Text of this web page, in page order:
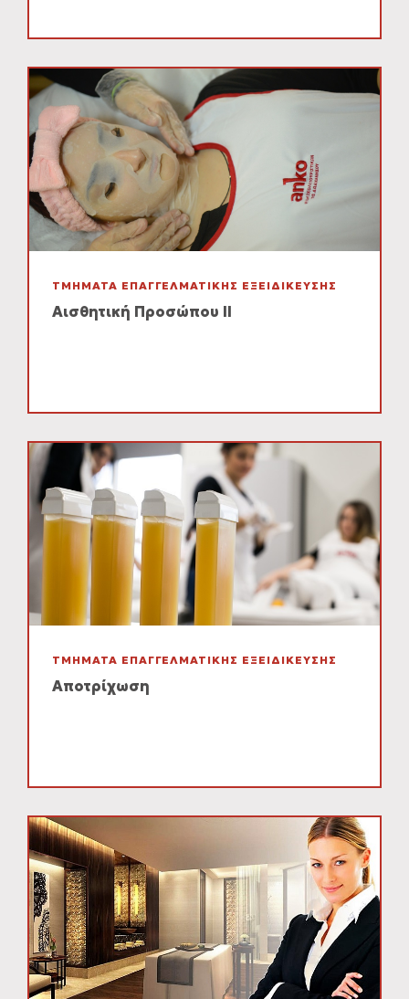
ΤΜΗΜΑΤΑ ΕΠΑΓΓΕΛΜΑΤΙΚΗΣ ΕΞΕΙΔΙΚΕΥΣΗΣ
Αισθητική Προσώπου ΙΙ
ΤΜΗΜΑΤΑ ΕΠΑΓΓΕΛΜΑΤΙΚΗΣ ΕΞΕΙΔΙΚΕΥΣΗΣ
Αποτρίχωση